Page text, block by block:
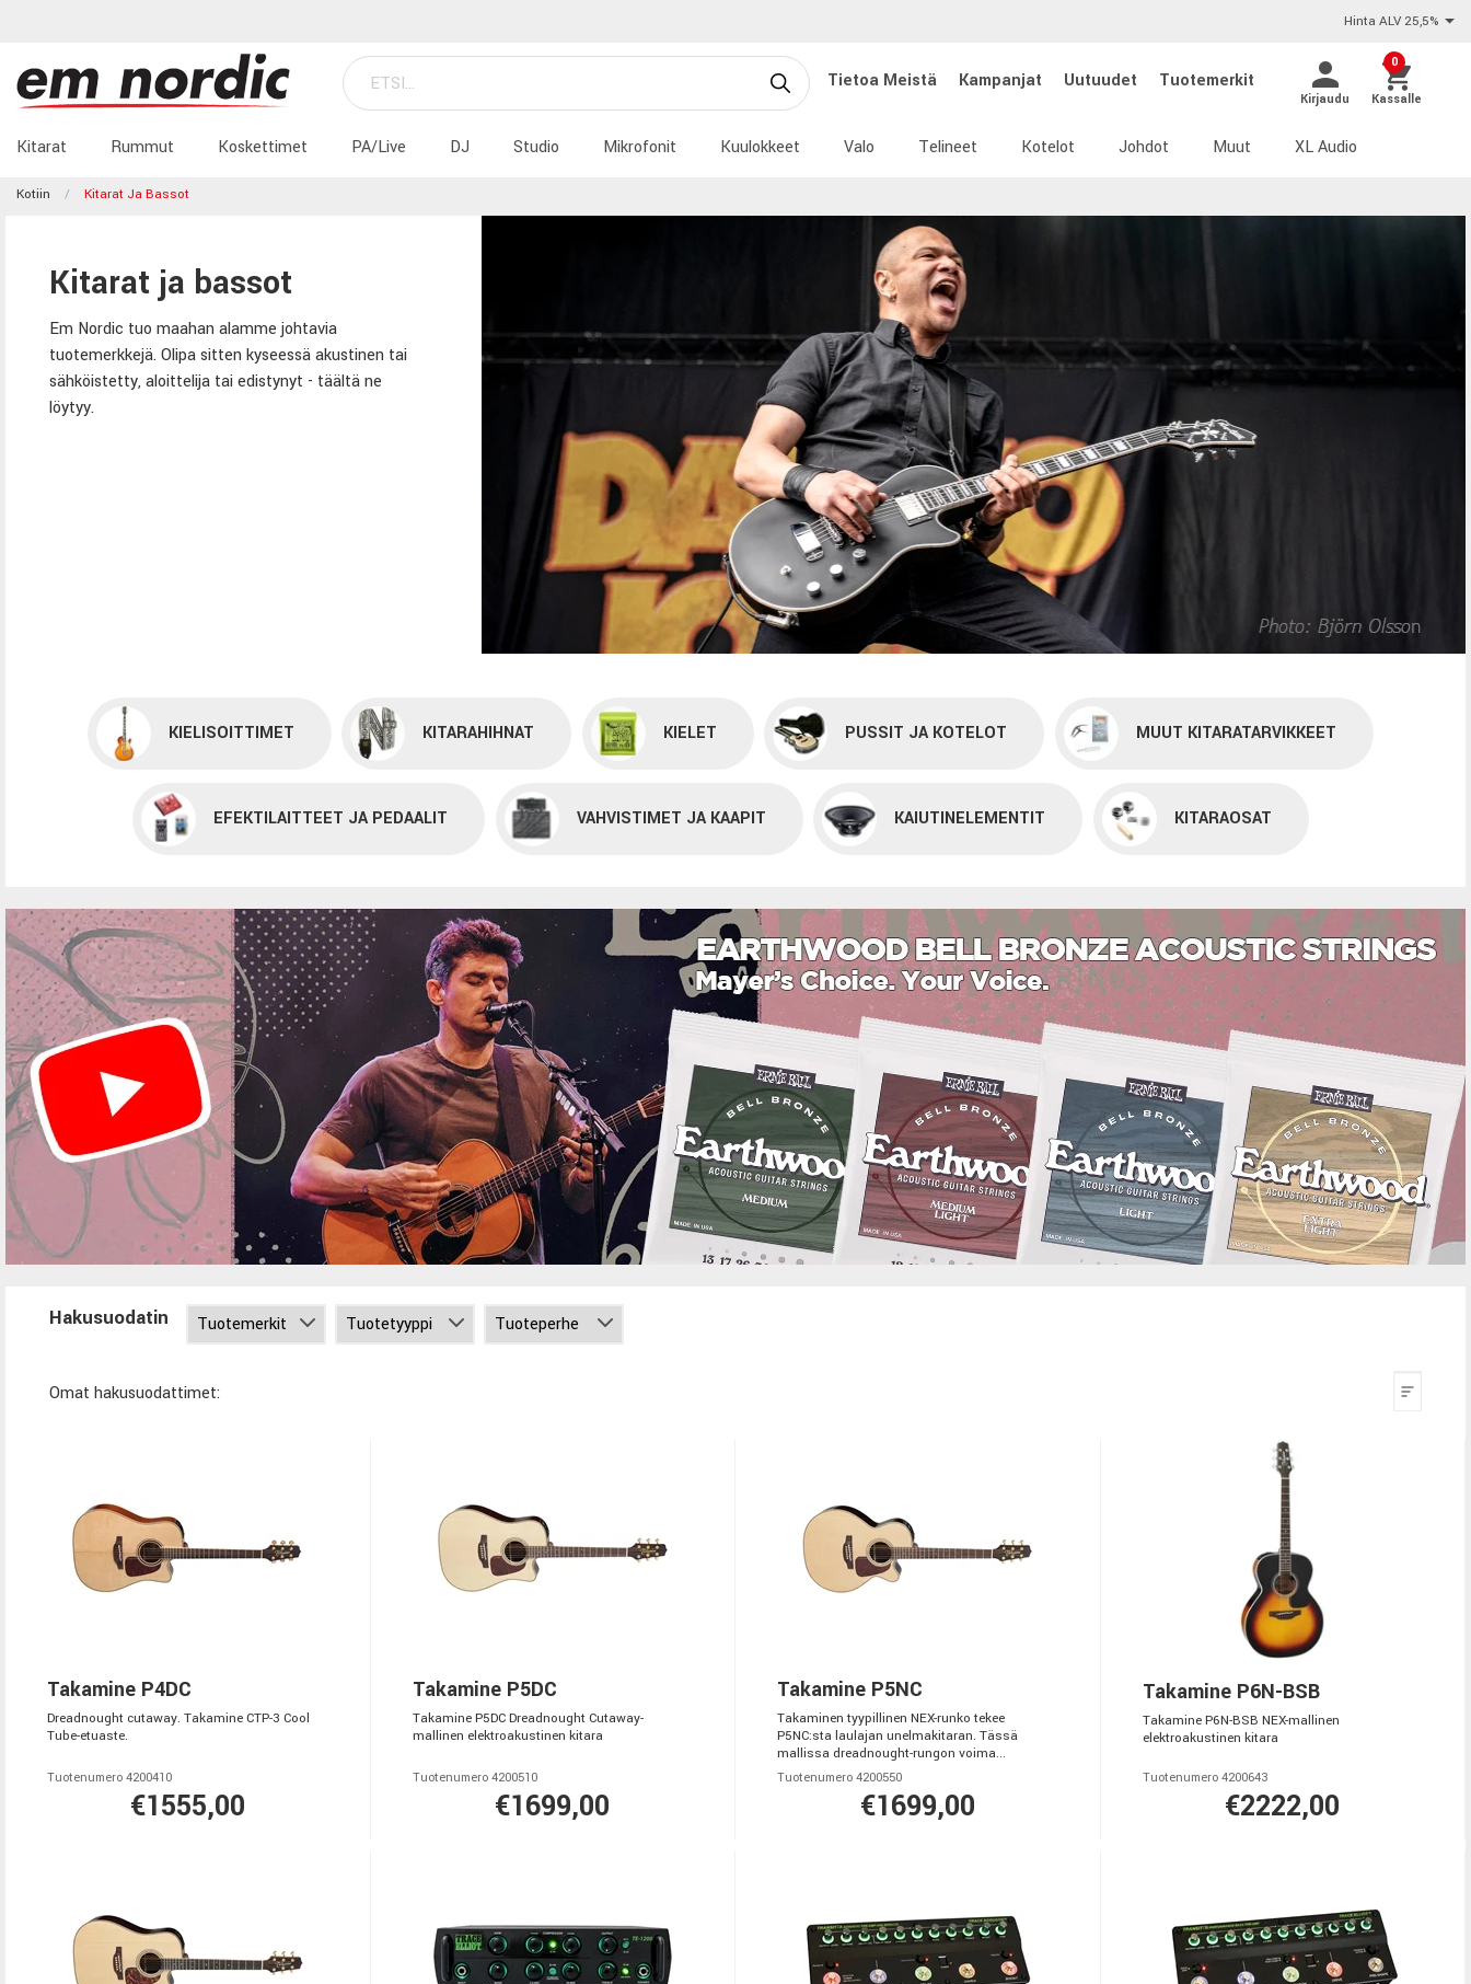
Hinta ALV 25,5%
Tietoa Meistä Kampanjat Uutuudet Tuotemerkit
Kirjaudu
0
Kassalle
Kitarat Rummut Koskettimet PA/Live DJ Studio Mikrofonit Kuulokkeet Valo Telineet Kotelot Johdot Muut XL Audio
Kotiin Kitarat Ja Bassot
Kitarat ja bassot
Em Nordic tuo maahan alamme johtavia
tuotemerkkejä. Olipa sitten kyseessä akustinen tai
sähköistetty, aloittelija tai edistynyt - täältä ne
löytyy.
KIELISOITTIMET KITARAHIHNAT KIELET PUSSIT JA KOTELOT MUUT KITARATARVIKKEET
EFEKTILAITTEET JA PEDAALIT VAHVISTIMET JA KAAPIT KAIUTINELEMENTIT KITARAOSAT
Hakusuodatin
Omat hakusuodattimet:
Takamine P4DC
Dreadnought cutaway. Takamine CTP-3 Cool
Tube-etuaste.
Tuotenumero 4200410
€1555,00
Takamine P5DC
Takamine P5DC Dreadnought Cutaway-
mallinen elektroakustinen kitara
Tuotenumero 4200510
€1699,00
Takamine P5NC
Takaminen tyypillinen NEX-runko tekee
P5NC:sta laulajan unelmakitaran. Tässä
mallissa dreadnought-rungon voima...
Tuotenumero 4200550
€1699,00
Takamine P6N-BSB
Takamine P6N-BSB NEX-mallinen
elektroakustinen kitara
Tuotenumero 4200643
€2222,00